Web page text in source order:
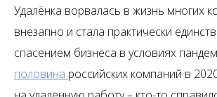
Удалёнка ворвалась в жизнь многих
внезапно и стала практически
спасением бизнеса в условиях
половина российских компаний в